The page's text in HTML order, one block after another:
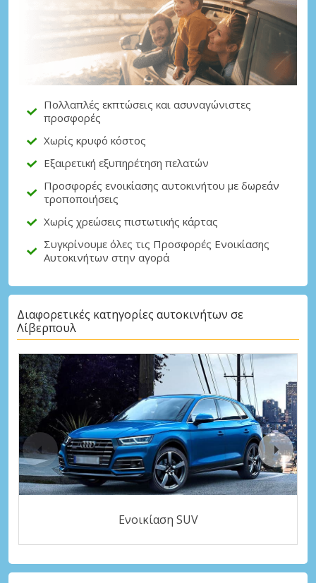
Πολλαπλές εκπτώσεις και ασυναγώνιστες
προσφορές
Χωρίς κρυφό κόστος
Εξαιρετική εξυπηρέτηση πελατών
Προσφορές ενοικίασης αυτοκινήτου με δωρεάν
τροποποιήσεις
Χωρίς χρεώσεις πιστωτικής κάρτας
Συγκρίνουμε όλες τις Προσφορές Ενοικίασης
Αυτοκινήτων στην αγορά
Διαφορετικές κατηγορίες αυτοκινήτων σε
Λίβερπουλ
Ενοικίαση SUV